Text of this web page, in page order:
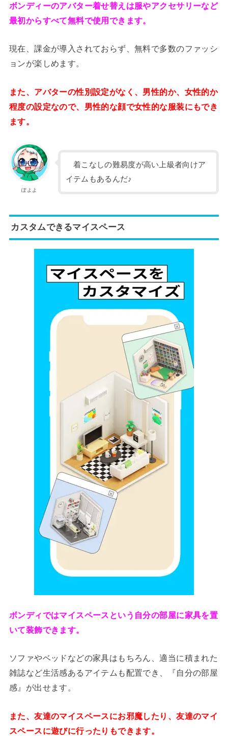
ボンディーのアバター着せ替えは服やアクセサリーなど
最初からすべて無料で使用できます。
現在、課金が導入されておらず、無料で多数のファッシ
ョンが楽しめます。
また、アバターの性別設定がなく、男性的か、女性的か
程度の設定なので、男性的な顔で女性的な服装にもでき
ます。
ぽよよ
着こなしの難易度が高い上級者向けア
イテムもあるんだ♪
カスタムできるマイスペース
ボンディではマイスペースという自分の部屋に家具を置
いて装飾できます。
ソファやベッドなどの家具はもちろん、適当に積まれた
雑誌など生活感あるアイテムも配置でき、『自分の部屋
感』が出せます。
また、友達のマイスペースにお邪魔したり、友達のマイ
スペースに遊びに行ったりもできます。